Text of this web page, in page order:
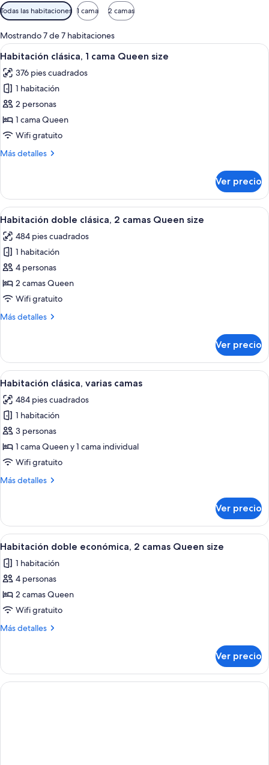
Filtros
disponibles
para
las
habitaciones
Todas las habitaciones 1 cama 2 camas
Mostrando 7 de 7 habitaciones
Abrir
todas
las
fotos
de
Habitación
clásica,
cama
Un dormitorio con cama, sofá, dos
26
Habitación clásica, 1 cama Queen size
376 pies cuadrados
1 habitación
2 personas
1 cama Queen
Wifi gratuito
Más detalles
Más
clásica,
cama
size
Ver precio
Abrir
todas
las
fotos
de
Habitación
doble
2
size
Una cocina compacta con
15
Habitación doble clásica, 2 camas Queen size
484 pies cuadrados
1 habitación
4 personas
2 camas Queen
Wifi gratuito
Más detalles
Más
doble
clásica,
2
Queen
size
Ver precio
Abrir
todas
las
fotos
de
Habitación
clásica,
camas
Habitación de hotel con dos camas,
6
Habitación clásica, varias camas
484 pies cuadrados
1 habitación
3 personas
1 cama Queen y 1 cama individual
Wifi gratuito
Más detalles
Más
clásica,
varias
camas
Ver precio
Abrir
todas
las
fotos
de
Habitación
doble
camas
Queen
size
Habitación de hotel con dos camas,
4
Habitación doble económica, 2 camas Queen size
1 habitación
4 personas
2 camas Queen
Wifi gratuito
Más detalles
Más
doble
económica,
2
Ver precio